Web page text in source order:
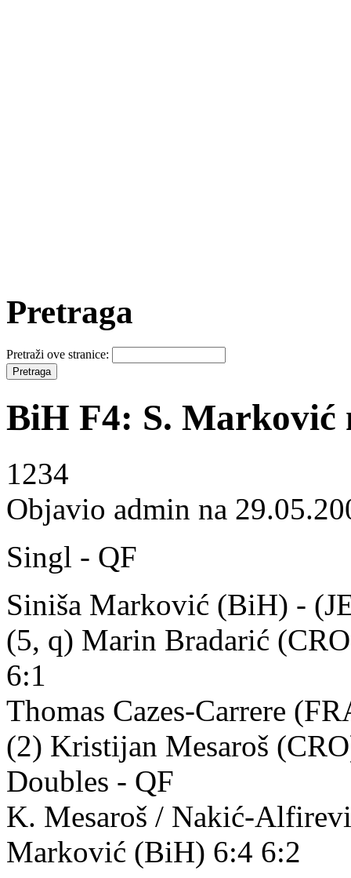
Pretraga
Pretraži ove stranice:
BiH F4: S. Marković
1234
Objavio admin na
Singl - QF
Siniša Marković (BiH) -
(5, q) Marin Bradarić
6:1
Thomas Cazes-Carrere
(2) Kristijan Mesaroš
Doubles - QF
K. Mesaroš / Nakić-
Marković (BiH) 6:4 6:2